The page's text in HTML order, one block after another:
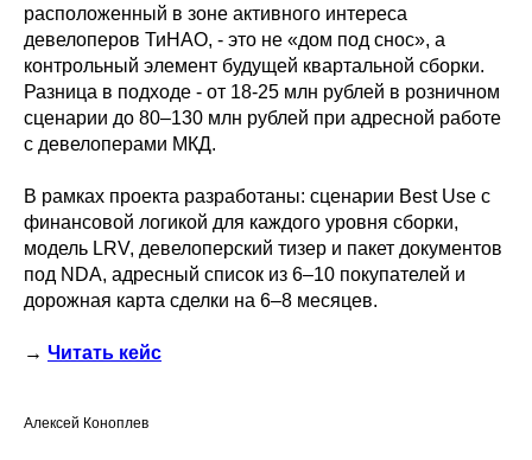
расположенный в зоне активного интереса
девелоперов ТиНАО, - это не «дом под снос», а
контрольный элемент будущей квартальной сборки.
Разница в подходе - от 18-25 млн рублей в розничном
сценарии до 80–130 млн рублей при адресной работе
с девелоперами МКД.
В рамках проекта разработаны: сценарии Best Use с
финансовой логикой для каждого уровня сборки,
модель LRV, девелоперский тизер и пакет документов
под NDA, адресный список из 6–10 покупателей и
дорожная карта сделки на 6–8 месяцев.
→ Читать кейс
Алексей Коноплев